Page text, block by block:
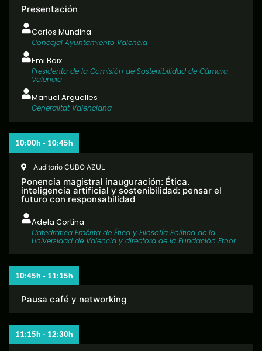
Presentación
Carlos Mundina
Concejal Ayuntamiento Valencia
Emi Boix
Presidenta de la Comisión de Sostenibilidad de Cámara
Valencia
Manuel Argüelles
Generalitat Valenciana
10:00h - 10:45h
Auditorio CUBO AZUL
Ponencia magistral inauguración: Ética.
inteligencia artificial y sostenibilidad: pensar el
futuro con responsabilidad
Adela Cortina
Catedrática Emérita de Ética y Filosofía Política de la
Universidad de Valencia y directora de la Fundación Etnor
10:45h - 11:15h
Pausa café y networking
11:15h - 12:30h